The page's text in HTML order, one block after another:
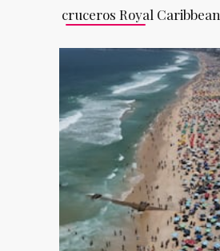
cruceros Royal Caribbean